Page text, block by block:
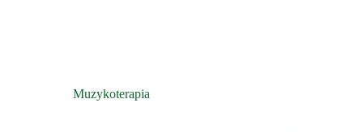
Muzykoterapia